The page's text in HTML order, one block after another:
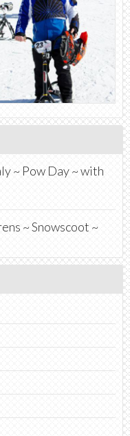
~ Pow Day ~ with
~ Snowscoot ~